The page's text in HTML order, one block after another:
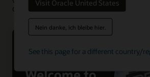
Visit Oracle United States
Nein danke, ich bleibe hier.
See this page for a different country/
Creation-Workshops mit Kunden und Partnern.